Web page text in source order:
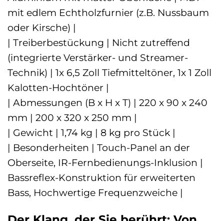
mit edlem Echtholzfurnier (z.B. Nussbaum
oder Kirsche) |
| Treiberbestückung | Nicht zutreffend
(integrierte Verstärker- und Streamer-
Technik) | 1x 6,5 Zoll Tiefmitteltöner, 1x 1 Zoll
Kalotten-Hochtöner |
| Abmessungen (B x H x T) | 220 x 90 x 240
mm | 200 x 320 x 250 mm |
| Gewicht | 1,74 kg | 8 kg pro Stück |
| Besonderheiten | Touch-Panel an der
Oberseite, IR-Fernbedienungs-Inklusion |
Bassreflex-Konstruktion für erweiterten
Bass, Hochwertige Frequenzweiche |